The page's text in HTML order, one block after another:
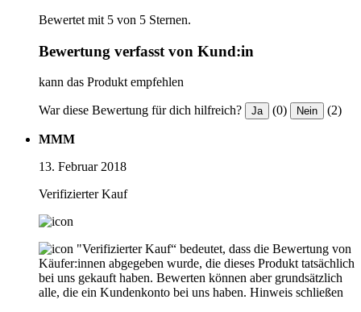
Bewertet mit 5 von 5 Sternen.
Bewertung verfasst von Kund:in
kann das Produkt empfehlen
War diese Bewertung für dich hilfreich? Ja (0) Nein (2)
MMM
13. Februar 2018
Verifizierter Kauf
"Verifizierter Kauf“ bedeutet, dass die Bewertung von
Käufer:innen abgegeben wurde, die dieses Produkt tatsächlich
bei uns gekauft haben. Bewerten können aber grundsätzlich
alle, die ein Kundenkonto bei uns haben. Hinweis schließen